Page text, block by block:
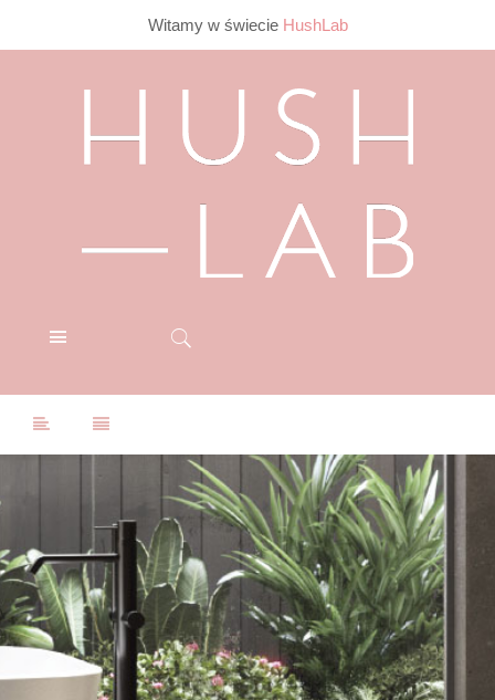
Witamy w świecie HushLab